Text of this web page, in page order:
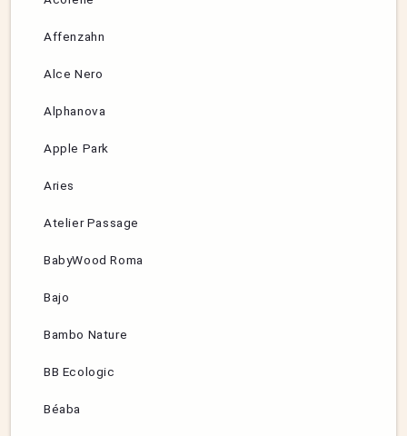
Affenzahn
Alce Nero
Alphanova
Apple Park
Aries
Atelier Passage
BabyWood Roma
Bajo
Bambo Nature
BB Ecologic
Béaba